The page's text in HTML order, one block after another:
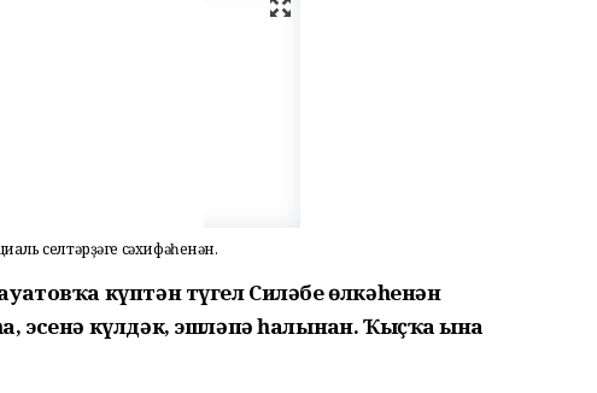
селтәрҙәге сәхифәһенән.
күптән түгел Силәбе өлкәһенән
күлдәк, эшләпә һалынған. Ҡыҫҡа ғына